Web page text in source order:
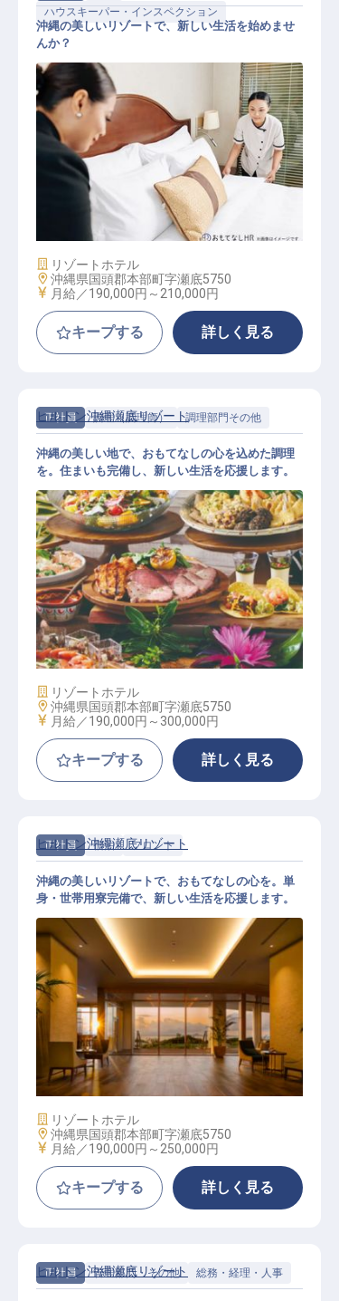
ハウスキーパー・インスペクション
客室管理担当
沖縄の美しいリゾートで、新しい生活を始めませ
んか？
施設業態
リゾートホテル
勤務地
沖縄県国頭郡本部町字瀬底5750
給与
月給／190,000円～ 210,000円
キープする 詳しく見る
正社員 調理（調理師） 調理部門その他
ホテルレストラン調理（補助～中堅
クラス）
ヒルトン沖縄瀬底リゾート
沖縄の美しい地で、おもてなしの心を込めた調理
を。住まいも完備し、新しい生活を応援します。
施設業態
リゾートホテル
勤務地
沖縄県国頭郡本部町字瀬底5750
給与
月給／190,000円～ 300,000円
キープする 詳しく見る
正社員 宿泊 フロント
フロントデスク（ホテル）
ヒルトン沖縄瀬底リゾート
沖縄の美しいリゾートで、おもてなしの心を。単
身・世帯用寮完備で、新しい生活を応援します。
施設業態
リゾートホテル
勤務地
沖縄県国頭郡本部町字瀬底5750
給与
月給／190,000円～ 250,000円
キープする 詳しく見る
正社員 管理部門・その他 総務・経理・人事
ヒルトン沖縄瀬底リゾート